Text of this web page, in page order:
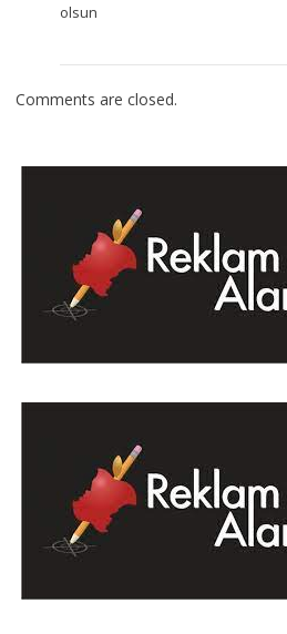
olsun
Comments are closed.